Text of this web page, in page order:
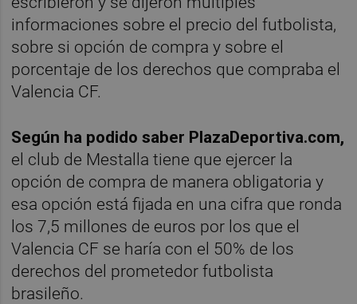
informaciones sobre el precio del futbolista,
sobre si opción de compra y sobre el
porcentaje de los derechos que compraba el
Valencia CF.
Según ha podido saber PlazaDeportiva.com,
el club de Mestalla tiene que ejercer la
opción de compra de manera obligatoria y
esa opción está fijada en una cifra que ronda
los 7,5 millones de euros por los que el
Valencia CF se haría con el 50% de los
derechos del prometedor futbolista
brasileño.